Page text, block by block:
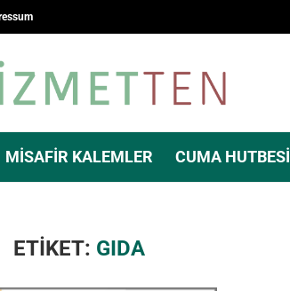
MISAFIR KALEMLER CUMA HUTBESI
ETIKET: GIDA